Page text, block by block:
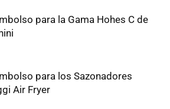
para la Gama Hohes C de
para los Sazonadores
Air Fryer